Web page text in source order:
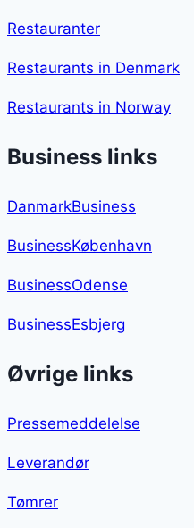
Restauranter
Restaurants in Denmark
Restaurants in Norway
Business links
DanmarkBusiness
BusinessKøbenhavn
BusinessOdense
BusinessEsbjerg
Øvrige links
Pressemeddelelse
Leverandør
Tømrer